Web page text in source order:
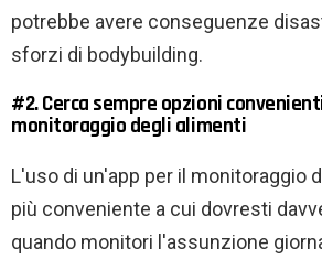
potrebbe avere conseguenze
sforzi di bodybuilding.
#2. Cerca sempre opzioni
monitoraggio degli alimenti
L'uso di un'app per il monitoraggio
più conveniente a cui dovresti
quando monitori l'assunzione